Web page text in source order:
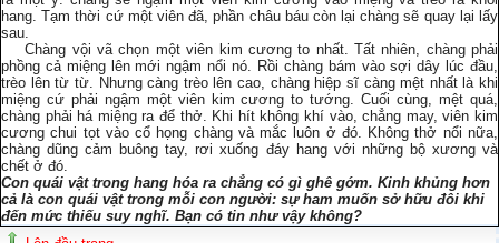
hang. Tạm thời cứ một viên đã, phần châu báu còn lại chàng sẽ quay lại lấy
sau.
Chàng vội vã chọn một viên kim cương to nhất. Tất nhiên, chàng phải
phồng cả miệng lên mới ngậm nổi nó. Rồi chàng bám vào sợi dây lúc đầu,
trèo lên từ từ. Nhưng càng trèo lên cao, chàng hiệp sĩ càng mệt nhất là khi
miệng cứ phải ngậm một viên kim cương to tướng. Cuối cùng, mệt quá,
chàng phải há miệng ra để thở. Khi hít không khí vào, chẳng may, viên kim
cương chui tọt vào cổ họng chàng và mắc luôn ở đó. Không thở nổi nữa,
chàng dũng cảm buông tay, rơi xuống đáy hang với những bộ xương và
chết ở đó.
Con quái vật trong hang hóa ra chẳng có gì ghê gớm. Kinh khủng hơn
cả là con quái vật trong mỗi con người: sự ham muốn sở hữu đôi khi
đến mức thiếu suy nghĩ. Bạn có tin như vậy không?